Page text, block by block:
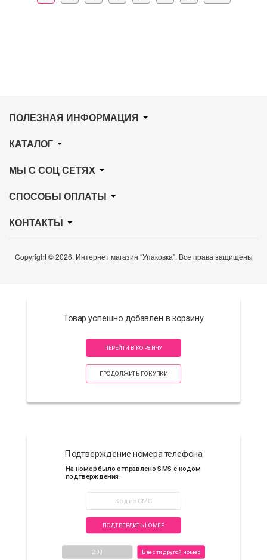
ПОЛЕЗНАЯ ИНФОРМАЦИЯ
КАТАЛОГ
МЫ С СОЦ СЕТЯХ
СПОСОБЫ ОПЛАТЫ
КОНТАКТЫ
Copyright © 2026. Интернет магазин “Упаковка”. Все права защищены
Товар успешно добавлен в корзину
ПЕРЕЙТИ В КОРЗИНУ
ПРОДОЛЖИТЬ ПОКУПКИ
Подтверждение номера телефона
На номербыло отправлено SMS с кодом
подтверждения.
ПОДТВЕРДИТЬ НОМЕР
2:00 Ввести другой номер